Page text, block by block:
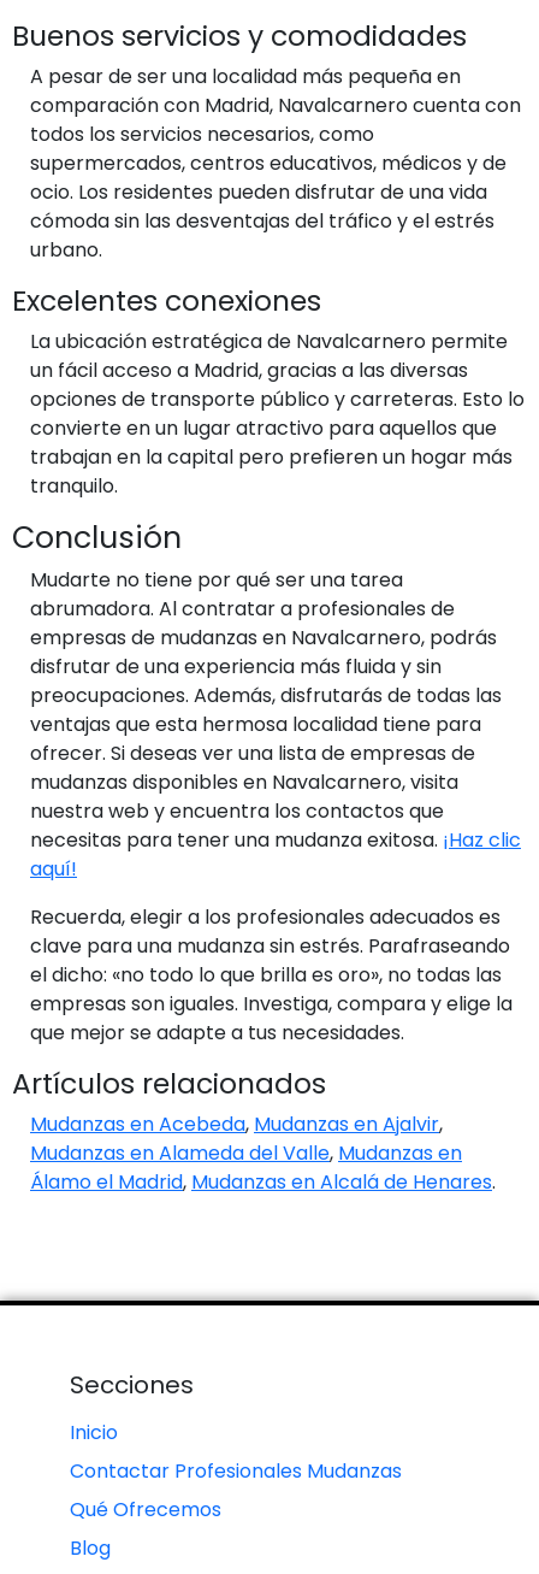
Buenos servicios y comodidades
A pesar de ser una localidad más pequeña en
comparación con Madrid, Navalcarnero cuenta con
todos los servicios necesarios, como
supermercados, centros educativos, médicos y de
ocio. Los residentes pueden disfrutar de una vida
cómoda sin las desventajas del tráfico y el estrés
urbano.
Excelentes conexiones
La ubicación estratégica de Navalcarnero permite
un fácil acceso a Madrid, gracias a las diversas
opciones de transporte público y carreteras. Esto lo
convierte en un lugar atractivo para aquellos que
trabajan en la capital pero prefieren un hogar más
tranquilo.
Conclusión
Mudarte no tiene por qué ser una tarea
abrumadora. Al contratar a profesionales de
empresas de mudanzas en Navalcarnero, podrás
disfrutar de una experiencia más fluida y sin
preocupaciones. Además, disfrutarás de todas las
ventajas que esta hermosa localidad tiene para
ofrecer. Si deseas ver una lista de empresas de
mudanzas disponibles en Navalcarnero, visita
nuestra web y encuentra los contactos que
necesitas para tener una mudanza exitosa. ¡Haz clic
aquí!
Recuerda, elegir a los profesionales adecuados es
clave para una mudanza sin estrés. Parafraseando
el dicho: «no todo lo que brilla es oro», no todas las
empresas son iguales. Investiga, compara y elige la
que mejor se adapte a tus necesidades.
Artículos relacionados
Mudanzas en Acebeda, Mudanzas en Ajalvir,
Mudanzas en Alameda del Valle, Mudanzas en
Álamo el Madrid, Mudanzas en Alcalá de Henares.
Secciones
Inicio
Contactar Profesionales Mudanzas
Qué Ofrecemos
Blog